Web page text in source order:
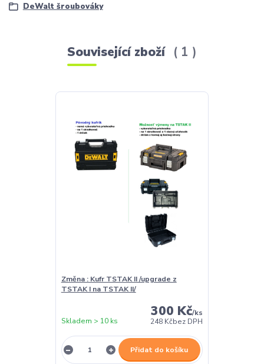
DeWalt šroubováky
Související zboží 1
Změna : Kufr TSTAK II /upgrade z
TSTAK I na TSTAK II/
300 Kč/ks
248 Kčbez DPH
Skladem > 10 ks
Přidat do košíku